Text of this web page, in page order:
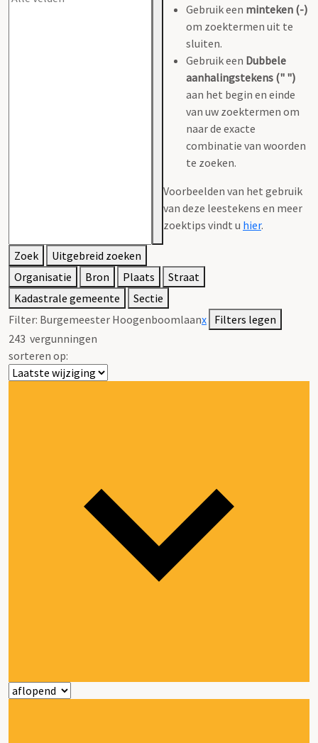
Gebruik een minteken (-)
om zoektermen uit te
sluiten.
Gebruik een Dubbele
aanhalingstekens (" ")
aan het begin en einde
van uw zoektermen om
naar de exacte
combinatie van woorden
te zoeken.
Voorbeelden van het gebruik
van deze leestekens en meer
zoektips vindt u hier.
Zoek
Uitgebreid zoeken
Organisatie
Bron Plaats
Straat
Kadastrale gemeente
Sectie
Filter: Burgemeester Hoogenboomlaanx Filters legen
243 vergunningen
sorteren op: